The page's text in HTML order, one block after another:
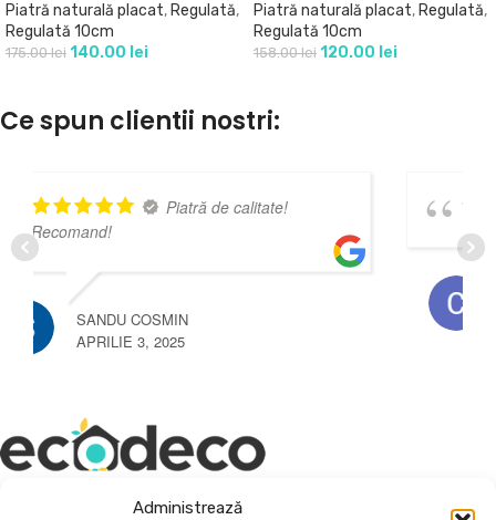
Administrează
Piatră naturală placat, Regulată,
Regulată 10cm
175.00lei 140.00 lei
Piatră naturală placat, Regulată,
Regulată 10cm
158.00lei 120.00 lei
Ce spun clientii nostri:
Recomand!
SEPTEMBRIE 3, 2024
Depozit En-Gross și En-Detail